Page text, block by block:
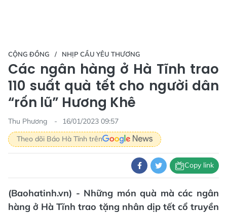
CỘNG ĐỒNG NHỊP CẦU YÊU THƯƠNG
Các ngân hàng ở Hà Tĩnh trao
110 suất quà tết cho người dân
“rốn lũ” Hương Khê
Thu Phương
16/01/2023 09:57
Theo dõi Báo Hà Tĩnh trên
Copy link
(Baohatinh.vn) - Những món quà mà các ngân
hàng ở Hà Tĩnh trao tặng nhân dịp tết cổ truyền